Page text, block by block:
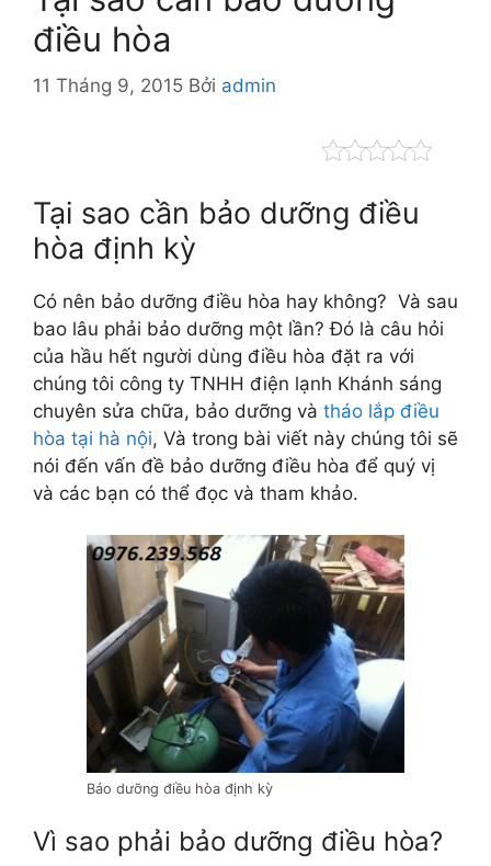
điều hòa
11 Tháng 9, 2015 Bởi admin
Tại sao cần bảo dưỡng điều
hòa định kỳ
Có nên bảo dưỡng điều hòa hay không? Và sau
bao lâu phải bảo dưỡng một lần? Đó là câu hỏi
của hầu hết người dùng điều hòa đặt ra với
chúng tôi công ty TNHH điện lạnh Khánh sáng
chuyên sửa chữa, bảo dưỡng và tháo lắp điều
hòa tại hà nội, Và trong bài viết này chúng tôi sẽ
nói đến vấn đề bảo dưỡng điều hòa để quý vị
và các bạn có thể đọc và tham khảo.
Bảo dưỡng điều hòa định kỳ
Vì sao phải bảo dưỡng điều hòa?